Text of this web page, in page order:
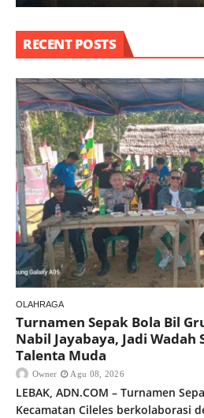
RECENT POSTS
OLAHRAGA
Turnamen Sepak Bola Bil
Nabil Jayabaya, Jadi
Talenta Muda
Owner Agu 08, 2026
LEBAK, ADN.COM – Turnamen
Kecamatan Cileles berkolaborasi